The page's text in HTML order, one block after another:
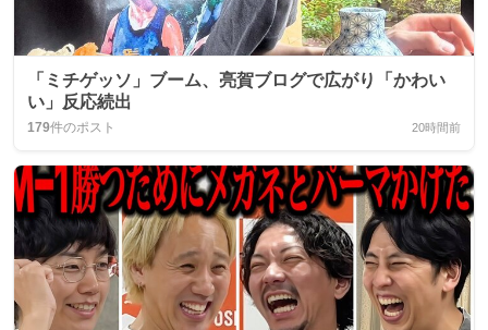
「ミチゲッソ」ブーム、亮賀ブログで広がり「かわい
い」反応続出
179件のポスト 20時間前